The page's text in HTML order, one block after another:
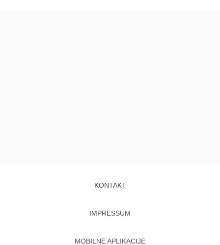
KONTAKT
IMPRESSUM
MOBILNE APLIKACIJE